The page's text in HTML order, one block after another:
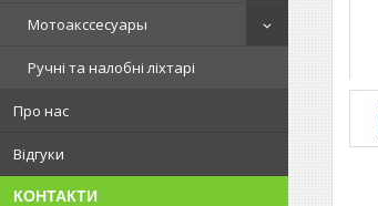
Мотоакссесуары
Ручні та налобні ліхтарі
Про нас
Відгуки
КОНТАКТИ